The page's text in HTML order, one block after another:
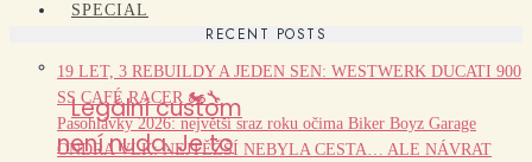
SPECIAL
Legální custom
není nuda. Je to
RECENT POSTS
19 LET, 3 REBUILDY A JEDEN SEN: WESTWERK DUCATI 900
SS CAFÉ RACER 🏍️🔧
Pasohlávky 2026: největší sraz roku očima Biker Boyz Garage
ONDRA VLK: NEJTĚŽŠÍ NEBYLA CESTA… ALE NÁVRAT